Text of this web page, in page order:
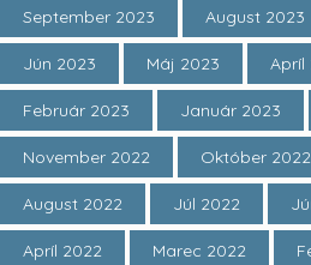
September 2023 August 2023
Jún 2023 Máj 2023 Apríl
Február 2023 Január 2023
November 2022 Október 2022
August 2022 Júl 2022
Apríl 2022 Marec 2022